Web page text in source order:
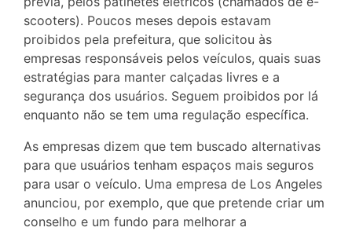
scooters). Poucos meses depois estavam
proibidos pela prefeitura, que solicitou às
empresas responsáveis pelos veículos, quais suas
estratégias para manter calçadas livres e a
segurança dos usuários. Seguem proibidos por lá
enquanto não se tem uma regulação específica.
As empresas dizem que tem buscado alternativas
para que usuários tenham espaços mais seguros
para usar o veículo. Uma empresa de Los Angeles
anunciou, por exemplo, que que pretende criar um
conselho e um fundo para melhorar a